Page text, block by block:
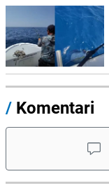
/ Komentari